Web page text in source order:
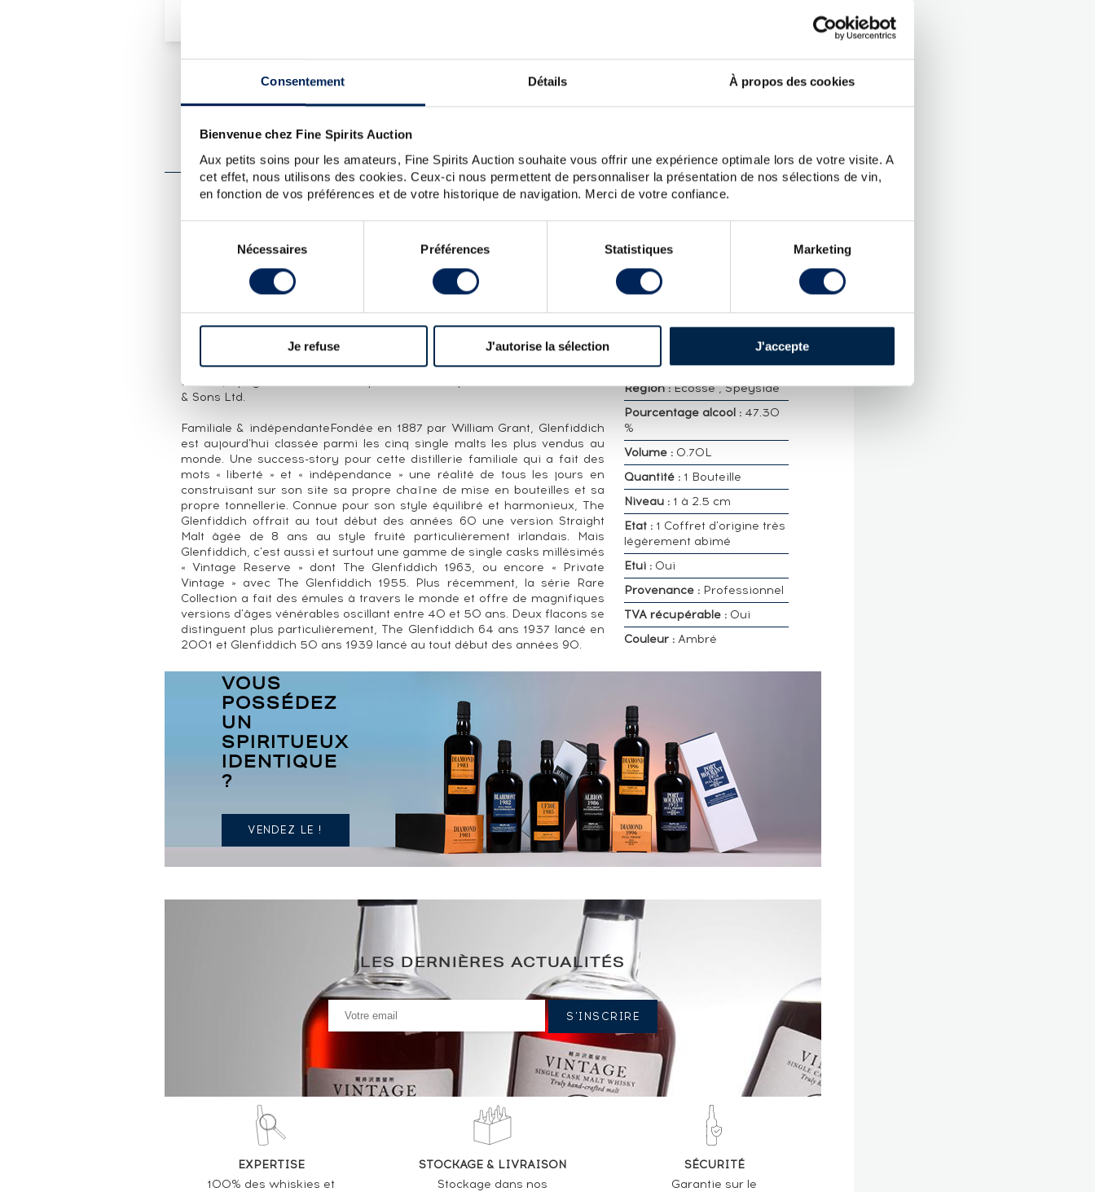
Consentement Détails À propos des cookies
Bienvenue chez Fine Spirits Auction
Aux petits soins pour les amateurs, Fine Spirits Auction souhaite vous offrir une expérience optimale lors de votre visite. A
cet effet, nous utilisons des cookies. Ceux-ci nous permettent de personnaliser la présentation de nos sélections de vin,
en fonction de vos préférences et de votre historique de navigation. Merci de votre confiance.
consentement
Nécessaires Préférences Statistiques Marketing
Je refuse J'autorise la sélection J'accepte
GLENFIDDICH 32 YEARS 1974 OF. CASK 10260 - ONE OF 198 - BOTTLED 2006 LMDW
La Maison du Whisky en 2006 dans la série Vintage Reserve, une
gamme de single cask lancée en 1999. Une poignée de single cask
étaient choisis et embouteillés chaque année avant la refonte de la
gamme en 2008 qui devient la Rare Collection. La Maison du Whisky est
un importateur et distributeur de whisky et de spiritueux fondé en 1956
par Georges Bénitah. Édition limitée à 198 bouteilles.
LA DISTILLERIE GLENFIDDICH
Ecosse, Speyside. Distillerie en production. Propriétaires : William Grant
& Sons Ltd.
Familiale & indépendanteFondée en 1887 par William Grant, Glenfiddich
est aujourd'hui classée parmi les cinq single malts les plus vendus au
monde. Une success-story pour cette distillerie familiale qui a fait des
mots « liberté » et « indépendance » une réalité de tous les jours en
construisant sur son site sa propre chaîne de mise en bouteilles et sa
propre tonnellerie. Connue pour son style équilibré et harmonieux, The
Glenfiddich offrait au tout début des années 60 une version Straight
Malt âgée de 8 ans au style fruité particulièrement irlandais. Mais
Glenfiddich, c'est aussi et surtout une gamme de single casks millésimés
« Vintage Reserve » dont The Glenfiddich 1963, ou encore « Private
Vintage » avec The Glenfiddich 1955. Plus récemment, la série Rare
Collection a fait des émules à travers le monde et offre de magnifiques
versions d'âges vénérables oscillant entre 40 et 50 ans. Deux flacons se
distinguent plus particulièrement, The Glenfiddich 64 ans 1937 lancé en
2001 et Glenfiddich 50 ans 1939 lancé au tout début des années 90.
DÉTAILLÉES
Distillerie :
Millesime :
Embouteilleur :
Age :32 ans
Single Malt
Whisky
Région :Ecosse , Speyside
Pourcentage alcool : 47.30
%
Volume : 0.70L
Quantité : 1 Bouteille
Niveau : 1 à 2.5 cm
Etat : 1 Coffret d'origine très
légèrement abimé
Etui : Oui
Provenance : Professionnel
TVA récupérable : Oui
Couleur : Ambré
VOUS
POSSÉDEZ
UN
SPIRITUEUX
IDENTIQUE
?
VENDEZ LE !
LES DERNIÈRES ACTUALITÉS
EXPERTISE
100% des whiskies et
STOCKAGE & LIVRAISON
Stockage dans nos
SÉCURITÉ
Garantie sur le